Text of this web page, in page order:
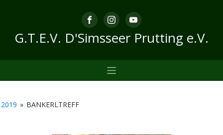
G.T.E.V. D'Simsseer Prutting e.V.
2019 » BANKERLTREFF